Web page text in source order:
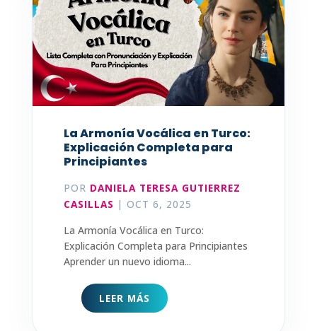
La Armonía Vocálica en Turco:
Explicación Completa para
Principiantes
POR DANIELA TERESA GUTIERREZ
CASILLAS | OCT 6, 2025
La Armonía Vocálica en Turco:
Explicación Completa para Principiantes
Aprender un nuevo idioma...
LEER MÁS